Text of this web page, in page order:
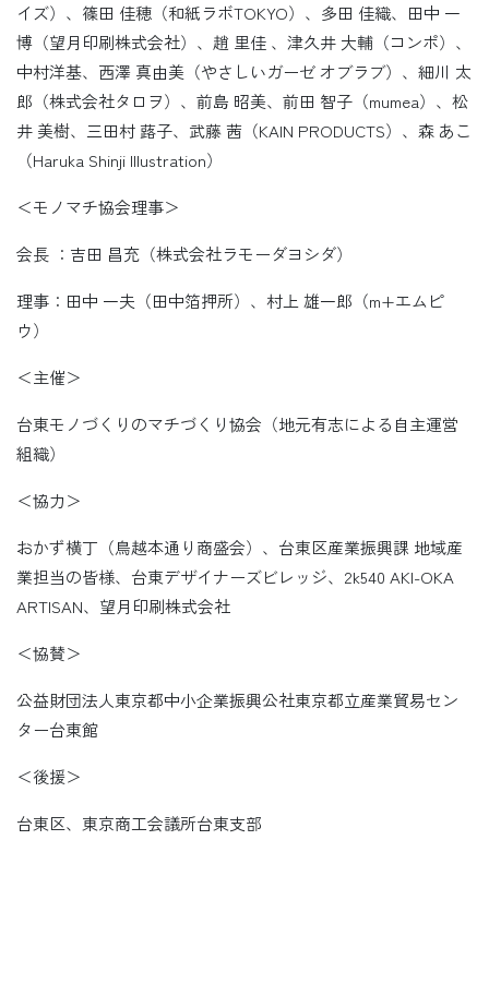
イズ）、篠田 佳穂（和紙ラボTOKYO）、多田 佳織、田中 一
博（望月印刷株式会社）、趙 里佳 、津久井 大輔（コンポ）、
中村洋基、西澤 真由美（やさしいガーゼ オブラブ）、細川 太
郎（株式会社タロヲ）、前島 昭美、前田 智子（mumea）、松
井 美樹、三田村 蕗子、武藤 茜（KAIN PRODUCTS）、森 あこ
（Haruka Shinji Illustration）
＜モノマチ協会理事＞
会長 ：吉田 昌充（株式会社ラモーダヨシダ）
理事：田中 一夫（田中箔押所）、村上 雄一郎（m+エムピ
ウ）
＜主催＞
台東モノづくりのマチづくり協会（地元有志による自主運営
組織）
＜協力＞
おかず横丁（鳥越本通り商盛会）、台東区産業振興課 地域産
業担当の皆様、台東デザイナーズビレッジ、2k540 AKI-OKA
ARTISAN、望月印刷株式会社
＜協賛＞
公益財団法人東京都中小企業振興公社東京都立産業貿易セン
ター台東館
＜後援＞
台東区、東京商工会議所台東支部